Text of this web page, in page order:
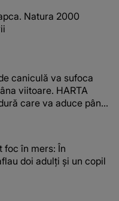
Natura 2000
caniculă va sufoca
viitoare. HARTA
care va aduce până
foc în mers: În
doi adulți și un copil